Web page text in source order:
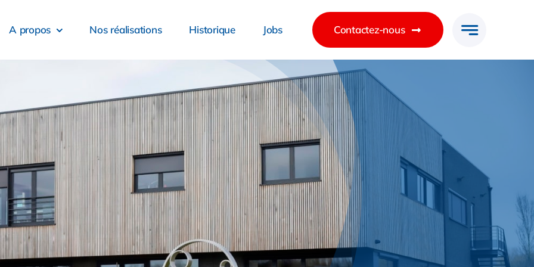
A propos Nos réalisations Historique Jobs Contactez-nous